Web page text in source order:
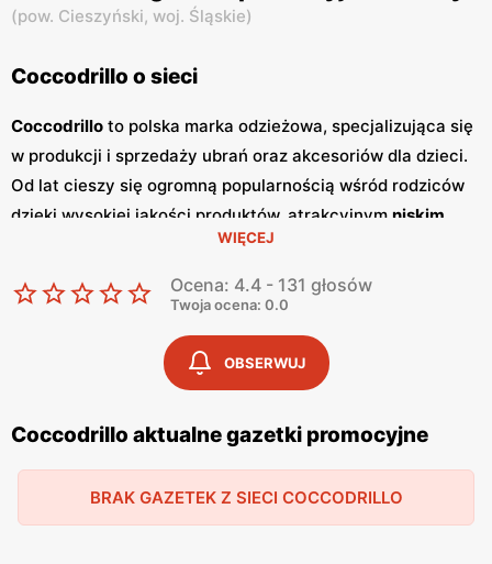
(pow. Cieszyński, woj. Śląskie)
Coccodrillo o sieci
Coccodrillo to polska marka odzieżowa, specjalizująca się
w produkcji i sprzedaży ubrań oraz akcesoriów dla dzieci.
Od lat cieszy się ogromną popularnością wśród rodziców
dzięki wysokiej jakości produktów, atrakcyjnym niskim
oraz nowoczesnym wzorom. Klienci cenią sobie
szeroki wybór, częste
promocje
oraz dbałość o detale,
które sprawiają, że odzieżCoccodrillo
trwała. Jednym z kluczowych elementów strategii
Coccodrillosą regularnie wydawane
.Gazetkite prezentują najnowsze
kolekcje, wyprzedaże oraz specjalne oferty, dzięki czemu
klienci mogą planować swoje zakupy i korzystać z
w formie papierowej w sklepach, jak i online, co umożliwia
WIĘCEJ
Ocena: 4.4 - 131 głosów
Twoja ocena: 0.0
OBSERWUJ
Coccodrillo aktualne gazetki promocyjne
BRAK GAZETEK Z SIECI COCCODRILLO